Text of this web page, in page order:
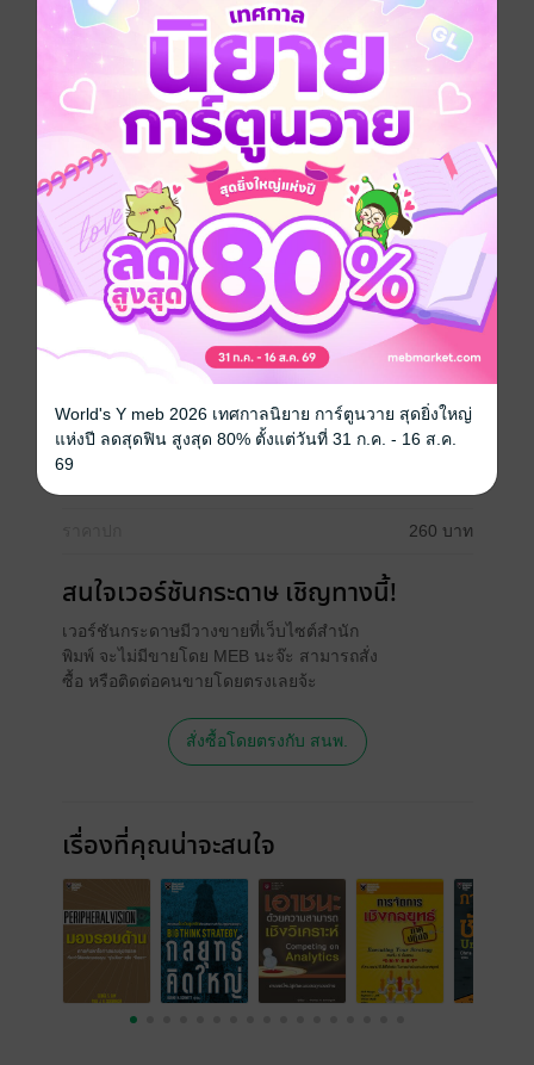
ว่า...คุณกำลังพบทางตัน!
ถอดรหัสความคิด พิชิตทางตัน(Getting Unstuck) จะช่วย
ให้คุณค้นหาทางออกที่เหมาะสมกับตัวคุณ ทั้งในที่ทำงาน
และที่บ้าน ให้ก้าวพ้นทางตันที่อยู่ตรงหน้า และก้าวไปสู่
หนทางข้างหน้าที่เต็มไปด้วยความหมาย ด้วยสุดยอดคำ
แนะนำและวิธีการแปรเปลี่ยนเส้นทางของปัญหาที่ปิดตาย
ให้กลายเป็นถนนสายใหม่ของชีวิต โดย ดร. ทิโมธี บัทเลอ
ร์ นักจิตวิทยาอาวุโส และผู้อำนวยการโครงการพัฒนา
อาชีพ คณะบริหารธุรกิจ มหาวิทยาลัยฮาร์วาร์ด
"
พัฒนาตนเอง
วันที่วางขาย 09 กรกฎาคม 2562
260 บาท
สนใจเวอร์ชันกระดาษ เชิญทางนี้!
เวอร์ชันกระดาษมีวางขายที่เว็บไซต์สำนัก
พิมพ์ จะไม่มีขายโดย MEB นะจ๊ะ สามารถสั่ง
ซื้อ หรือติดต่อคนขายโดยตรงเลยจ้ะ
สั่งซื้อโดยตรงกับ สนพ.
เรื่องที่คุณน่าจะสนใจ
World's Y meb 2026 เทศกาลนิยาย การ์ตูนวาย สุดยิ่งใหญ่
แห่งปี ลดสุดฟิน สูงสุด 80% ตั้งแต่วันที่ 31 ก.ค. - 16 ส.ค.
69